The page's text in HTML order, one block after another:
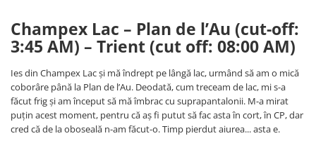
Champex Lac – Plan de l’Au (cut-off:
3:45 AM) – Trient (cut off: 08:00 AM)
Ies din Champex Lac și mă îndrept pe lângă lac, urmând să am o mică
coborâre până la Plan de l’Au. Deodată, cum treceam de lac, mi s-a
făcut frig și am început să mă îmbrac cu suprapantalonii. M-a mirat
puțin acest moment, pentru că aș fi putut să fac asta în cort, în CP, dar
cred că de la oboseală n-am făcut-o. Timp pierdut aiurea... asta e.